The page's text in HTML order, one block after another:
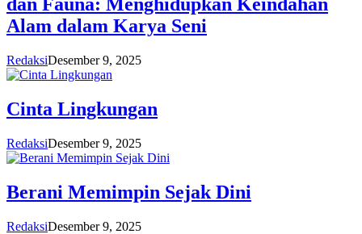
Alam dalam Karya Seni
RedaksiDesember 9, 2025
Cinta Lingkungan
RedaksiDesember 9, 2025
Berani Memimpin Sejak Dini
RedaksiDesember 9, 2025